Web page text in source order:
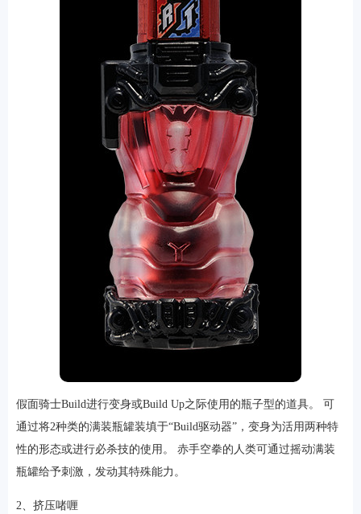
沙盒模组up主自制
街机格斗模拟经营 音乐游戏
游戏辅助摄影美颜办公商务
考试学习AI软件健康运动 生活购物
假面骑士Build进行变身或Build Up之际使用的瓶子型的道具。 可
通过将2种类的满装瓶罐装填于“Build驱动器”，变身为活用两种特
性的形态或进行必杀技的使用。 赤手空拳的人类可通过摇动满装
瓶罐给予刺激，发动其特殊能力。
2、挤压啫喱